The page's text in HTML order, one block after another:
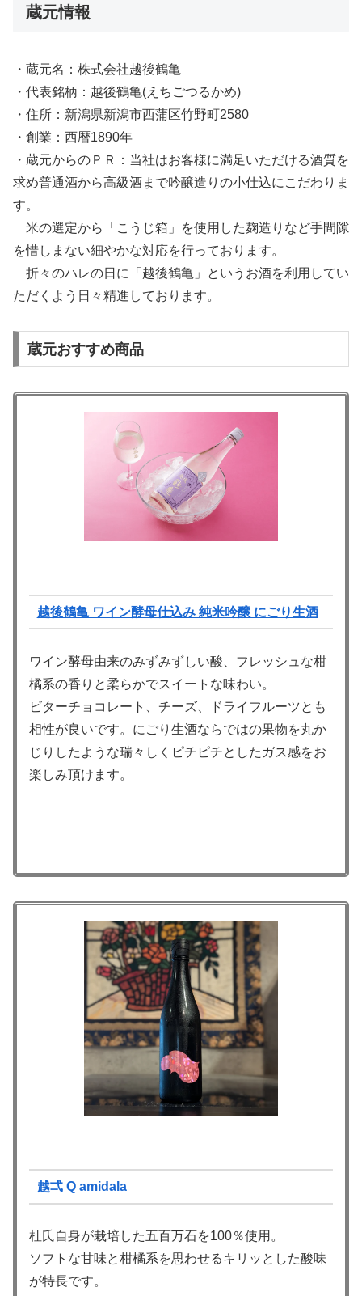
蔵元情報
・蔵元名：株式会社越後鶴亀
・代表銘柄：越後鶴亀(えちごつるかめ)
・住所：新潟県新潟市西蒲区竹野町2580
・創業：西暦1890年
・蔵元からのＰＲ：当社はお客様に満足いただける酒質を
求め普通酒から高級酒まで吟醸造りの小仕込にこだわりま
す。
米の選定から「こうじ箱」を使用した麹造りなど手間隙
を惜しまない細やかな対応を行っております。
折々のハレの日に「越後鶴亀」というお酒を利用してい
ただくよう日々精進しております。
蔵元おすすめ商品
越後鶴亀 ワイン酵母仕込み 純米吟醸 にごり生酒
ワイン酵母由来のみずみずしい酸、フレッシュな柑
橘系の香りと柔らかでスイートな味わい。
ビターチョコレート、チーズ、ドライフルーツとも
相性が良いです。にごり生酒ならではの果物を丸か
じりしたような瑞々しくピチピチとしたガス感をお
楽しみ頂けます。
越弌 Q amidala
杜氏自身が栽培した五百万石を100％使用。
ソフトな甘味と柑橘系を思わせるキリッとした酸味
が特長です。